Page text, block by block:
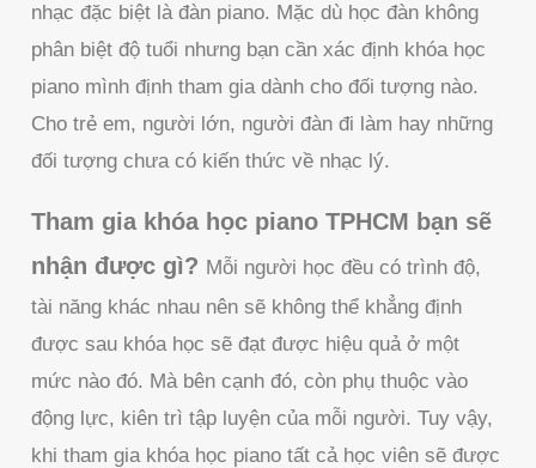
nhạc đặc biệt là đàn piano. Mặc dù học đàn không
phân biệt độ tuổi nhưng bạn cần xác định khóa học
piano mình định tham gia dành cho đối tượng nào.
Cho trẻ em, người lớn, người đàn đi làm hay những
đối tượng chưa có kiến thức về nhạc lý.
Tham gia khóa học piano TPHCM bạn sẽ
nhận được gì? Mỗi người học đều có trình độ,
tài năng khác nhau nên sẽ không thể khẳng định
được sau khóa học sẽ đạt được hiệu quả ở một
mức nào đó. Mà bên cạnh đó, còn phụ thuộc vào
động lực, kiên trì tập luyện của mỗi người. Tuy vậy,
khi tham gia khóa học piano tất cả học viên sẽ được